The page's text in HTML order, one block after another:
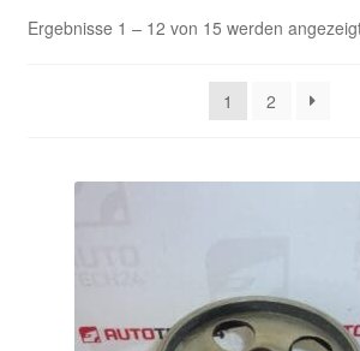
Datenschutz-Bestimmungen
Mein Konto
Ergebnisse 1 – 12 von 15 werden
1
2